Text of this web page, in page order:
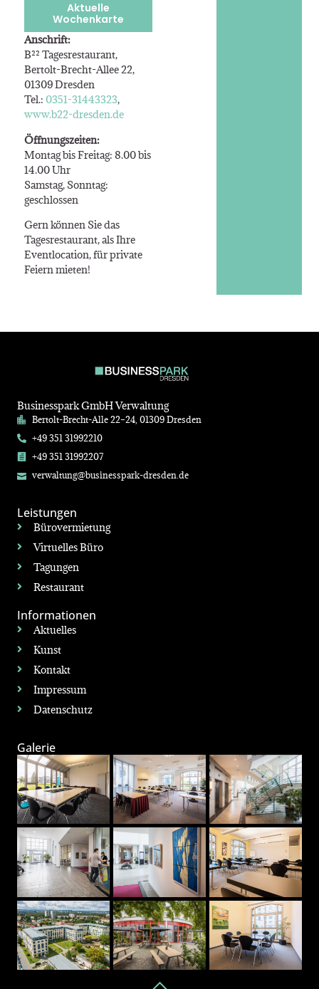
Aktuelle
Wochenkarte
Anschrift:
B²² Tagesrestaurant,
Bertolt-Brecht-Allee 22,
01309 Dresden
Tel.: 0351-31443323,
www.b22-dresden.de
Öffnungszeiten:
Montag bis Freitag: 8.00 bis
14.00 Uhr
Samstag, Sonntag:
geschlossen
Gern können Sie das
Tagesrestaurant, als Ihre
Eventlocation, für private
Feiern mieten!
Businesspark GmbH Verwaltung
Bertolt-Brecht-Alle 22–24, 01309 Dresden
+49 351 31992210
+49 351 31992207
verwaltung@businesspark-dresden.de
Leistungen
Bürovermietung
Virtuelles Büro
Tagungen
Restaurant
Informationen
Aktuelles
Kunst
Kontakt
Impressum
Datenschutz
Galerie